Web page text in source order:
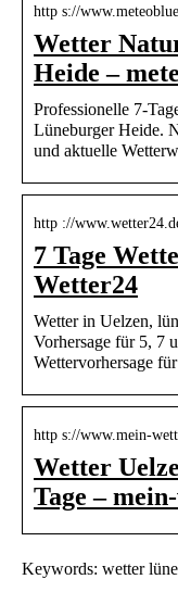
http s://
Wetter
Heide –
Professionelle 7-
Lüneburger Heide.
und aktuelle
http ://
7 Tage
Wetter24
Wetter in Uelzen,
Vorhersage für 5, 7
Wettervorhersage
http s://www.mein-
Wetter
Tage –
Keywords: wetter